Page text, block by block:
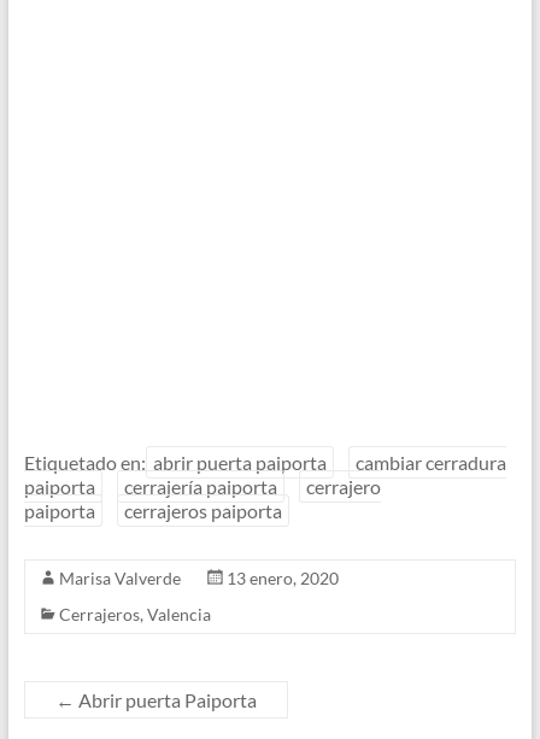
Etiquetado en: abrir puerta paiporta
cambiar cerradura
paiporta
cerrajería paiporta
cerrajero
paiporta
cerrajeros paiporta
Marisa Valverde
13 enero, 2020
Cerrajeros,Valencia
← Abrir puerta Paiporta